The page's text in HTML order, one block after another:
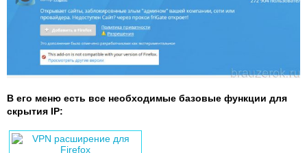
В его меню есть все необходимые базовые функции для
скрытия IP: